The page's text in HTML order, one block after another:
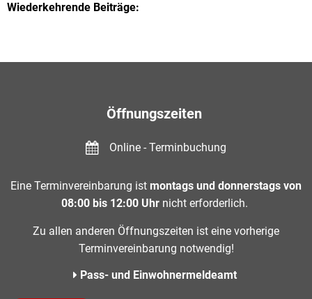
Wiederkehrende
Wiederkehrende Beiträge:
Öffnungszeiten
Online - Terminbuchung
Eine Terminvereinbarung ist montags und donnerstags von
08:00 bis 12:00 Uhr nicht erforderlich.
Zu allen anderen Öffnungszeiten ist eine vorherige
Terminvereinbarung notwendig!
Pass- und Einwohnermeldeamt